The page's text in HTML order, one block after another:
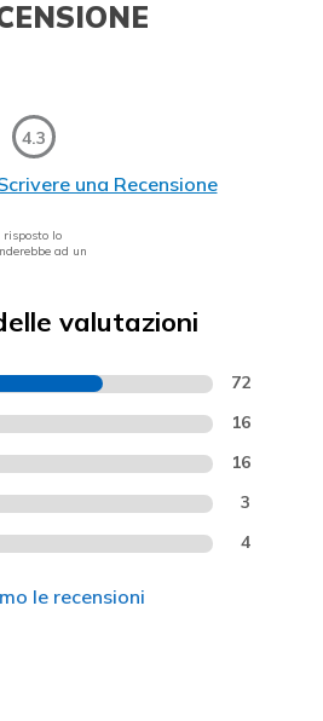
4.3
una Recensione
lo
ad un
valutazioni
72
16
16
3
4
le recensioni